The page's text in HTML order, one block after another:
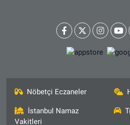
Nöbetçi Eczaneler
İstanbul Namaz
Vakitleri